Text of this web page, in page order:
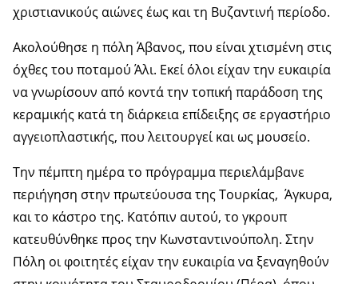
χριστιανικούς αιώνες έως και τη Βυζαντινή περίοδο.
Ακολούθησε η πόλη Άβανος, που είναι χτισμένη στις
όχθες του ποταμού Άλι. Εκεί όλοι είχαν την ευκαιρία
να γνωρίσουν από κοντά την τοπική παράδοση της
κεραμικής κατά τη διάρκεια επίδειξης σε εργαστήριο
αγγειοπλαστικής, που λειτουργεί και ως μουσείο.
Την πέμπτη ημέρα το πρόγραμμα περιελάμβανε
περιήγηση στην πρωτεύουσα της Τουρκίας, Άγκυρα,
και το κάστρο της. Κατόπιν αυτού, το γκρουπ
κατευθύνθηκε προς την Κωνσταντινούπολη. Στην
Πόλη οι φοιτητές είχαν την ευκαιρία να ξεναγηθούν